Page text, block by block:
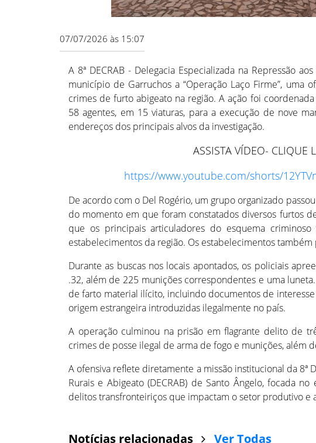
07/07/2026 às 15:07
A 8ª DECRAB - Delegacia Especializada na Repressão
município de Garruchos a “Operação Laço Firme”, uma
crimes de furto abigeato na região. A ação foi
58 agentes, em 15 viaturas, para a execução de nove
endereços dos principais alvos da investigação.
ASSISTA VÍDEO- CLIQUE
https://www.youtube.com/shorts/
De acordo com o Del Rogério, um grupo organizado
do momento em que foram constatados diversos furtos
que os principais articuladores do esquema
estabelecimentos da região. Os estabelecimentos também
Durante as buscas nos locais apontados, os policiais
.32, além de 225 munições correspondentes e uma
de farto material ilícito, incluindo documentos de
origem estrangeira introduzidas ilegalmente no país.
A operação culminou na prisão em flagrante delito de
crimes de posse ilegal de arma de fogo e munições, além
A ofensiva reflete diretamente a missão institucional da 8ª
Rurais e Abigeato (DECRAB) de Santo Ângelo, focada
delitos transfronteiriços que impactam o setor produtivo e
Notícias relacionadas Ver Todas